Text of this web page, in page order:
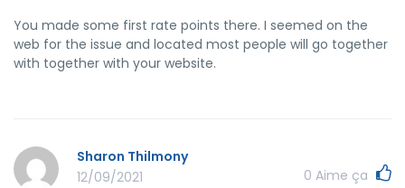
You made some first rate points there. I seemed on the
web for the issue and located most people will go together
with together with your website.
Sharon Thilmony
12/09/2021
0 Aime ça